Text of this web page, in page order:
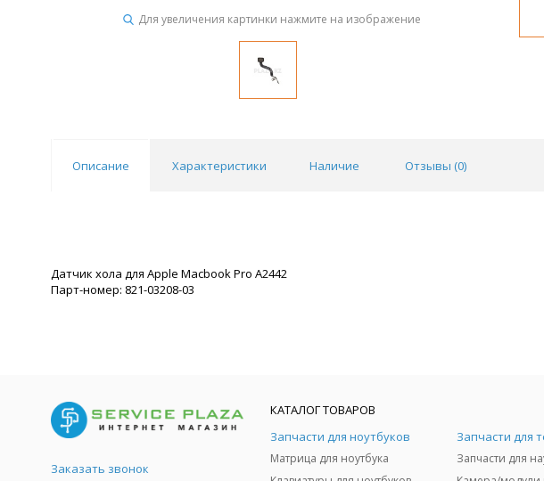
Для увеличения картинки нажмите на изображение
Описание Характеристики Наличие Отзывы (0)
Датчик хола для Apple Macbook Pro A2442
Парт-номер: 821-03208-03
Заказать звонок
КАТАЛОГ ТОВАРОВ
Запчасти для ноутбуков
Матрица для ноутбука
Запчасти для